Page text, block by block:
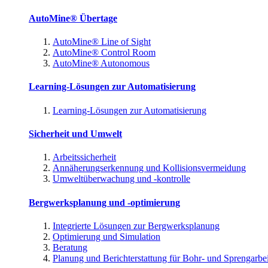
AutoMine® Übertage
AutoMine® Line of Sight
AutoMine® Control Room
AutoMine® Autonomous
Learning-Lösungen zur Automatisierung
Learning-Lösungen zur Automatisierung
Sicherheit und Umwelt
Arbeitssicherheit
Annäherungserkennung und Kollisionsvermeidung
Umweltüberwachung und -kontrolle
Bergwerksplanung und -optimierung
Integrierte Lösungen zur Bergwerksplanung
Optimierung und Simulation
Beratung
Planung und Berichterstattung für Bohr- und